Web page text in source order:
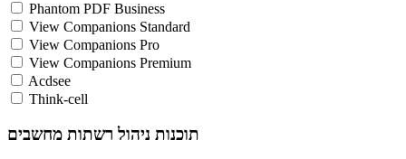
Phantom PDF Business
View Companions Standard
View Companions Pro
View Companions Premium
Acdsee
Think-cell
תוכנות ניהול רשתות מחשבים